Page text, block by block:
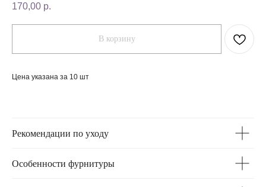
170,00 р.
В корзину
Цена указана за 10 шт
Рекомендации по уходу
Особенности фурнитуры